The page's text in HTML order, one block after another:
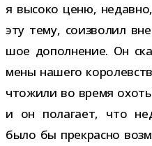
я высоко ценю,
эту тему, соиз­во­лил
шое допол­не­ние. Он
мены нашего
что­жили во время
и он пола­гает, что
было бы пре­красно